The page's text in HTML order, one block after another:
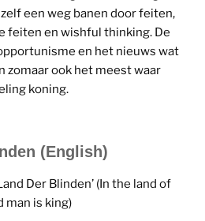
een weg banen door feiten,
feiten en wishful thinking. De
en het nieuws wat
zomaar ook het meest waar
koning.
(English)
Der Blinden’ (In the land of
man is king)